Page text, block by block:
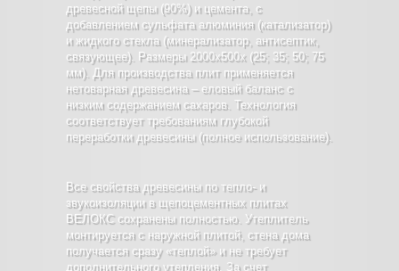
древесной щепы (90%) и цемента, с
добавлением сульфата алюминия (катализатор)
и жидкого стекла (минерализатор, антисептик,
связующее). Размеры 2000х500х (25; 35; 50; 75
мм). Для производства плит применяется
нетоварная древесина – еловый баланс с
низким содержанием сахаров. Технология
соответствует требованиям глубокой
переработки древесины (полное использование).
Все свойства древесины по тепло- и
звукоизоляции в щепоцементных плитах
ВЕЛОКС сохранены полностью. Утеплитель
монтируется с наружной плитой, стена дома
получается сразу «теплой» и не требует
дополнительного утепления. За счет